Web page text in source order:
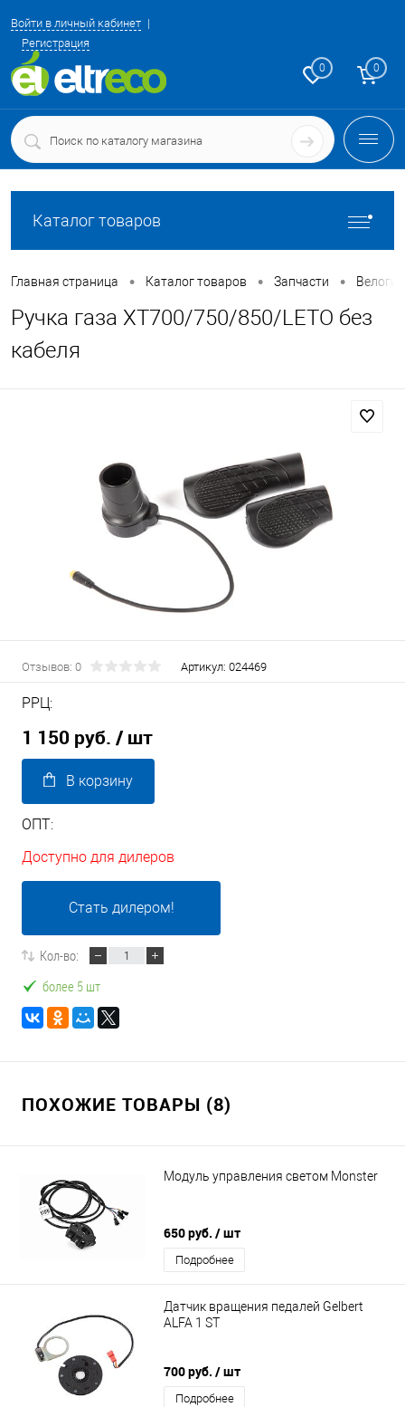
Войти в личный кабинет
Регистрация
0 0
Каталог товаров
Главная страница • Каталог товаров • Запчасти •
Ручка газа ХТ700/750/850/LETO без
кабеля
Отзывов: 0 Артикул: 024469
РРЦ:
1 150 руб. / шт
В корзину
ОПТ:
Доступно для дилеров
Стать дилером!
Кол-во:
более 5 шт
ПОХОЖИЕ ТОВАРЫ (8)
Модуль управления светом Monster
650 руб. / шт
Подробнее
Датчик вращения педалей Gelbert
ALFA 1 ST
700 руб. / шт
Подробнее